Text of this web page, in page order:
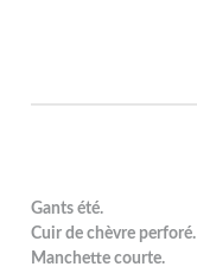
Gants été.
Cuir de chèvre perforé.
Manchette courte.